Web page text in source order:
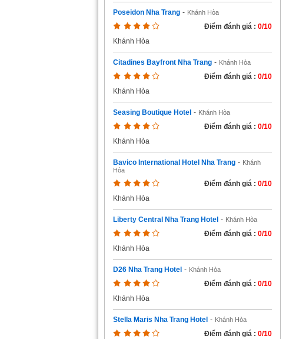
Poseidon Nha Trang - Khánh Hòa
Điểm đánh giá : 0/10
Khánh Hòa
Citadines Bayfront Nha Trang - Khánh Hòa
Điểm đánh giá : 0/10
Khánh Hòa
Seasing Boutique Hotel - Khánh Hòa
Điểm đánh giá : 0/10
Khánh Hòa
Bavico International Hotel Nha Trang - Khánh
Hòa
Điểm đánh giá : 0/10
Khánh Hòa
Liberty Central Nha Trang Hotel - Khánh Hòa
Điểm đánh giá : 0/10
Khánh Hòa
D26 Nha Trang Hotel - Khánh Hòa
Điểm đánh giá : 0/10
Khánh Hòa
Stella Maris Nha Trang Hotel - Khánh Hòa
Điểm đánh giá : 0/10